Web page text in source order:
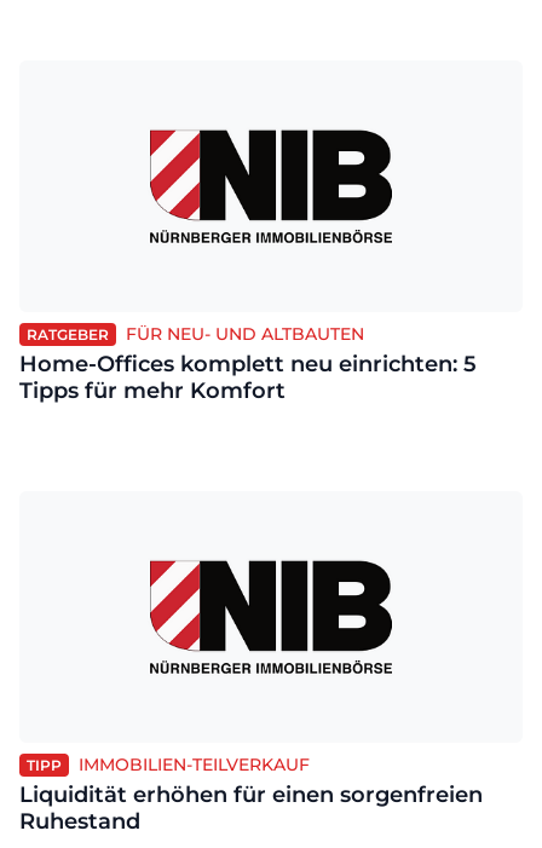
RATGEBER FÜR NEU- UND ALTBAUTEN
Home-Offices komplett neu einrichten: 5
Tipps für mehr Komfort
TIPP IMMOBILIEN-TEILVERKAUF
Liquidität erhöhen für einen sorgenfreien
Ruhestand